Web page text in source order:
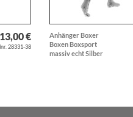
13,00 €
28331-38
Anhänger Boxer
Boxen Boxsport
massiv echt Silber